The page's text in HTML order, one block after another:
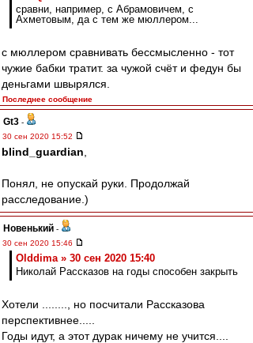
сравни, например, с Абрамовичем, с
Ахметовым, да с тем же мюллером...
с мюллером сравнивать бессмысленно - тот
чужие бабки тратит. за чужой счёт и федун бы
деньгами швырялся.
Последнее сообщение
Gt3 -
30 сен 2020 15:52
blind_guardian
Понял, не опускай руки. Продолжай
расследование.)
Новенький -
30 сен 2020 15:46
Olddima » 30 сен 2020 15:40
Николай Рассказов на годы способен закрыть
Хотели ........, но посчитали Рассказова
перспективнее.....
Годы идут, а этот дурак ничему не учится....